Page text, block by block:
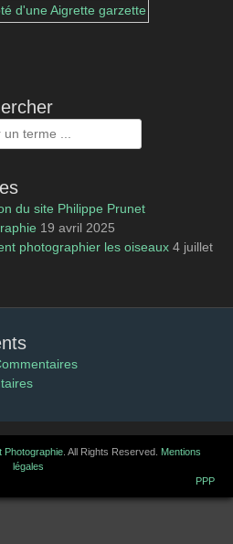
:
du site Philippe Prunet
19 avril 2025
photographier les oiseaux 4 juillet
Photographie . All Rights Reserved. Mentions
légales
PPP